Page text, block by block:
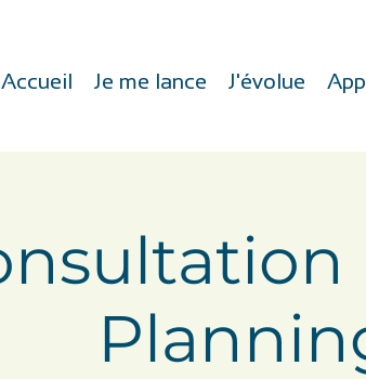
Accueil Je me lance J'évolue